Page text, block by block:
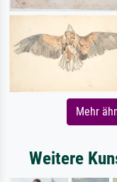
Mehr
Weitere